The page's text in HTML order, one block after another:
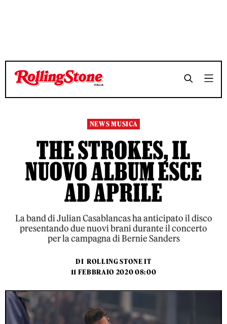
TEMPO DI LETTURA 3 MINUTI SHARE
TEMPO DI LETTURA 3 MINUTI SHARE
NEWS MUSICA
THE STROKES, IL
NUOVO ALBUM ESCE
AD APRILE
La band di Julian Casablancas ha anticipato il disco
presentando due nuovi brani durante il concerto
per la campagna di Bernie Sanders
DI ROLLING STONE IT
11 FEBBRAIO 2020 08:00